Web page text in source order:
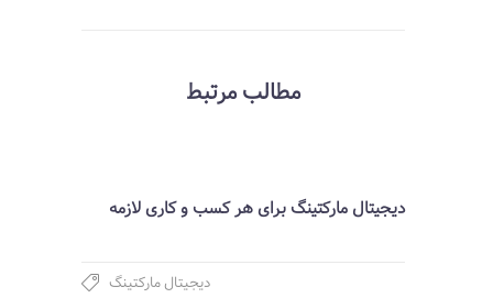
مطالب مرتبط
دیجیتال مارکتینگ برای هر کسب و کاری لازمه
دیجیتال مارکتینگ